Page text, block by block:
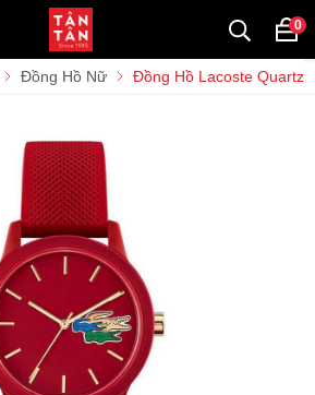
0
Đồng Hồ Nữ Đồng Hồ Lacoste Quartz